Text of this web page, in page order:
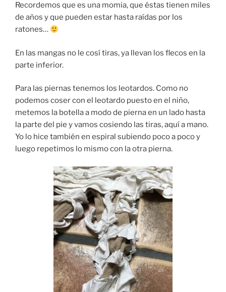
Recordemos que es una momia, que éstas tienen miles
de años y que pueden estar hasta raídas por los
ratones…
En las mangas no le cosí tiras, ya llevan los flecos en la
parte inferior.
Para las piernas tenemos los leotardos. Como no
podemos coser con el leotardo puesto en el niño,
metemos la botella a modo de pierna en un lado hasta
la parte del pie y vamos cosiendo las tiras, aquí a mano.
Yo lo hice también en espiral subiendo poco a poco y
luego repetimos lo mismo con la otra pierna.